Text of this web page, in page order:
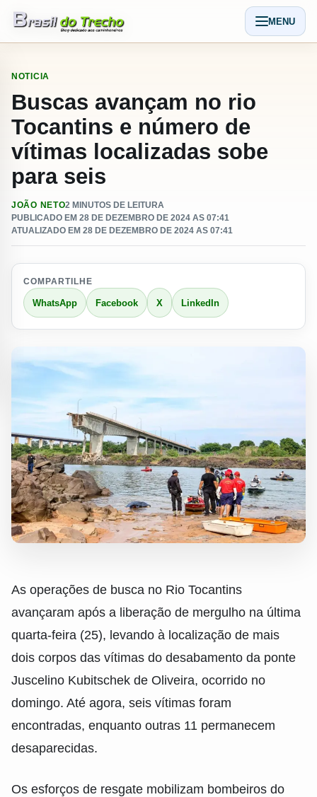
Abrir
MENU
NOTICIA
Buscas avançam no rio
Tocantins e número de
vítimas localizadas sobe
para seis
JOÃO NETO2 MINUTOS DE LEITURA
PUBLICADO EM 28 DE DEZEMBRO DE 2024 AS 07:41
ATUALIZADO EM 28 DE DEZEMBRO DE 2024 AS 07:41
COMPARTILHE
WhatsApp Facebook X LinkedIn
As operações de busca no Rio Tocantins
avançaram após a liberação de mergulho na última
quarta-feira (25), levando à localização de mais
dois corpos das vítimas do desabamento da ponte
Juscelino Kubitschek de Oliveira, ocorrido no
domingo. Até agora, seis vítimas foram
encontradas, enquanto outras 11 permanecem
desaparecidas.
Os esforços de resgate mobilizam bombeiros do